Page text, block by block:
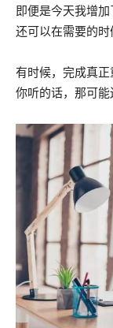
即便是今天我增
还可以在需要的时
有时候，完成真
你听的话，那可能